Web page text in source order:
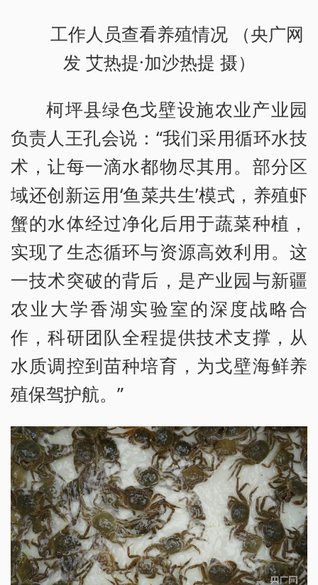
工作人员查看养殖情况 （央广网
发 艾热提·加沙热提 摄）
柯坪县绿色戈壁设施农业产业园
负责人王孔会说：“我们采用循环水技
术，让每一滴水都物尽其用。部分区
域还创新运用‘鱼菜共生’模式，养殖虾
蟹的水体经过净化后用于蔬菜种植，
实现了生态循环与资源高效利用。这
一技术突破的背后，是产业园与新疆
农业大学香湖实验室的深度战略合
作，科研团队全程提供技术支撑，从
水质调控到苗种培育，为戈壁海鲜养
殖保驾护航。”